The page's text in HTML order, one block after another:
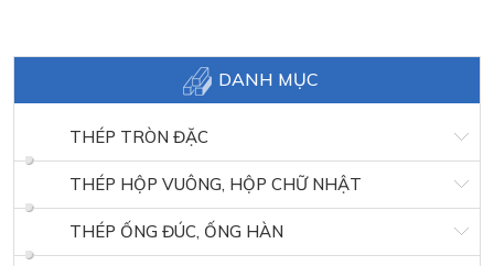
DANH MỤC
THÉP TRÒN ĐẶC
THÉP HỘP VUÔNG, HỘP CHỮ NHẬT
THÉP ỐNG ĐÚC, ỐNG HÀN